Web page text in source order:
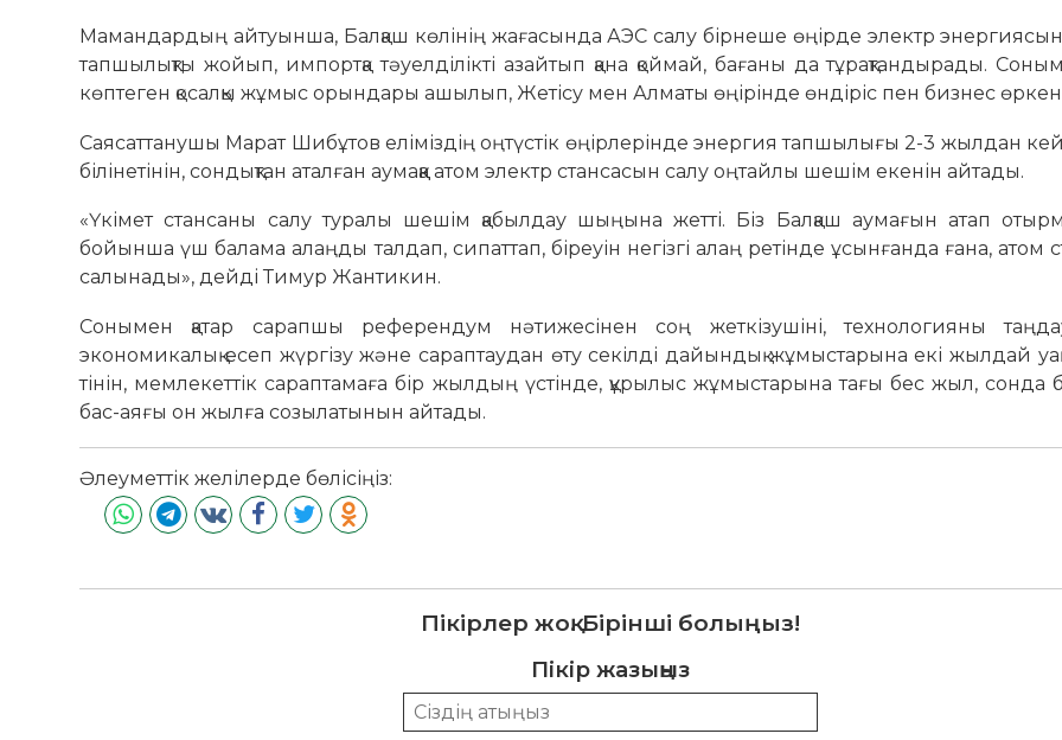
Мамандардың айтуынша, Бал­қаш көлінің жағасында АЭС салу бірнеше өңірде электр
тап­шылықты жо­йып, импортқа тәуелділікті азайтып қана қой­май, бағаны да тұрақ­тан­дырады.
көп­теген қосалқы жұмыс орындары ашылып, Жетісу мен Алматы өңірінде өндіріс пен биз­нес өркен
Саясаттанушы Марат Шибұтов еліміздің оңтүстік өңір­­ле­рінде энергия тапшы­лығы 2-3 жыл­дан
біліне­тінін, сондықтан аталған аумаққа атом электр стансасын салу оңтайлы шешім екенін айтады.
«Үкімет стансаны салу туралы шешім қабылдау шыңына жетті. Біз Балқаш аумағын атап
бойынша үш балама алаңды талдап, сипаттап, біреуін негізгі алаң ретінде ұсынғанда ғана, атом
салынады», дейді Тимур Жантикин.
Сонымен қатар сарапшы референдум нәтижесінен соң жет­кізушіні, технологияны
экономикалық есеп жүргізу және сараптау­дан өту секілді дайындық жұ­мыс­та­рына екі жылдай
тінін, мемлекеттік сараптамаға бір жылдың үстінде, құрылыс жұ­мыс­та­рына тағы бес жыл, сонда
бас-аяғы он жылға созы­латынын айтады.
Әлеуметтік желілерде бөлісіңіз:
Пікірлер жоқ. Бірінші болыңыз!
Пікір жазыңыз